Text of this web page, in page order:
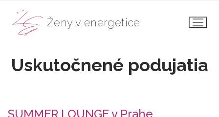
obsah
Ženy v energetice
Uskutočnené podujatia
SUMMER LOUNGE v Prahe